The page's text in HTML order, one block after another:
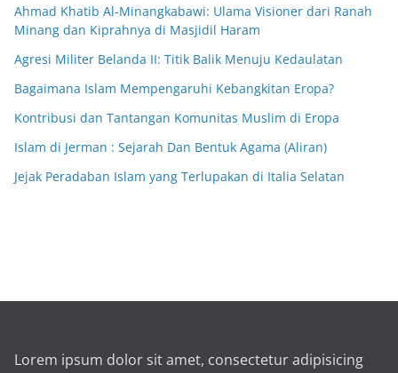
Ahmad Khatib Al-Minangkabawi: Ulama Visioner dari Ranah
Minang dan Kiprahnya di Masjidil Haram
Agresi Militer Belanda II: Titik Balik Menuju Kedaulatan
Bagaimana Islam Mempengaruhi Kebangkitan Eropa?
Kontribusi dan Tantangan Komunitas Muslim di Eropa
Islam di Jerman : Sejarah Dan Bentuk Agama (Aliran)
Jejak Peradaban Islam yang Terlupakan di Italia Selatan
Lorem ipsum dolor sit amet, consectetur adipisicing